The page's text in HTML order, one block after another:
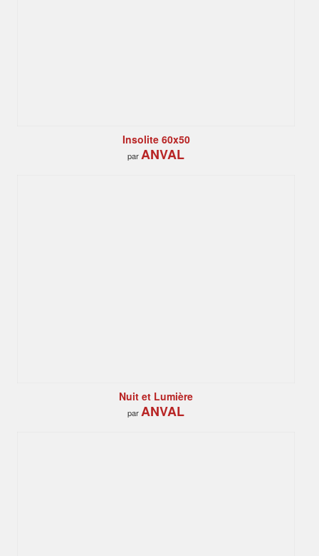
Insolite 60x50
parANVAL
Nuit et Lumière
parANVAL